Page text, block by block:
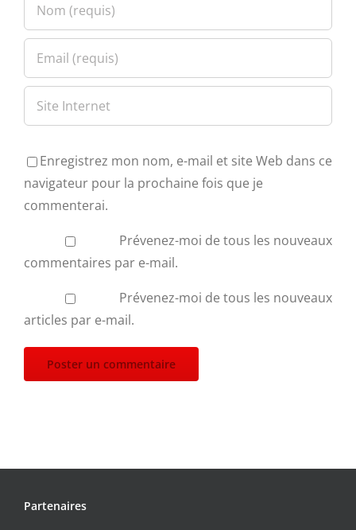
Enregistrez mon nom, e-mail et site Web dans ce
navigateur pour la prochaine fois que je
commenterai.
Prévenez-moi de tous les nouveaux
commentaires par e-mail.
Prévenez-moi de tous les nouveaux
articles par e-mail.
Partenaires